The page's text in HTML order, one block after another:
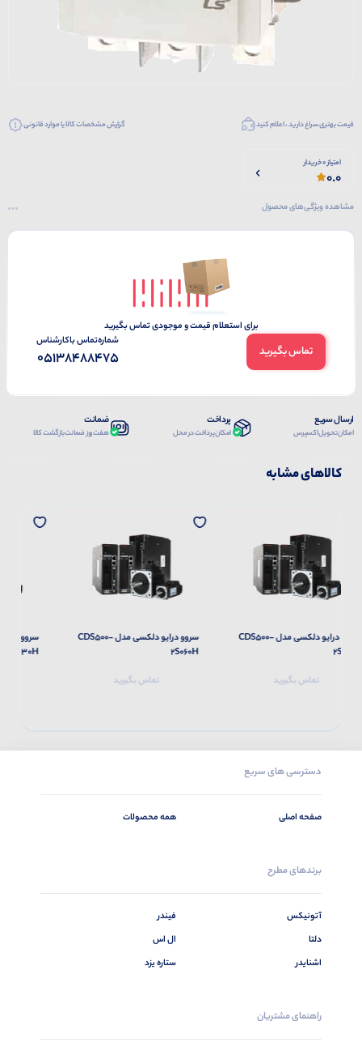
قیمت بهتری سراغ دارید ، اعلام کنید گزارش مشخصات کالا یا موارد قانونی
امتیاز 0 خریدار
0.0
مشاهده ویژگی‌های محصول
برای استعلام قیمت و موجودی تماس بگیرید
تماس بگیرید
شماره‌تماس‌ با‌کارشناس
05138488475
ارسال سریع
امکان تحویل اکسپرس
پرداخت
امکان پرداخت در محل
ضمانت
هفت روز ضمانت بازگشت کالا
کالاهای مشابه
سروو درایو دلکسی مدل CDS500-
تماس بگیرید
سروو درایو دلکسی مدل CDS500-
تماس بگیرید
دسترسی های سریع
صفحه اصلی همه محصولات
برندهای مطرح
آتونیکس
دلتا
اشنایدر
فیندر
ال اس
ستاره یزد
راهنمای مشتریان